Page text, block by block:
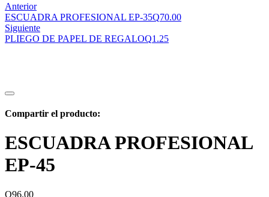
Anterior
ESCUADRA PROFESIONAL EP-35Q70.00
Siguiente
PLIEGO DE PAPEL DE REGALOQ1.25
Compartir el producto:
ESCUADRA PROFESIONAL
EP-45
Q96.00